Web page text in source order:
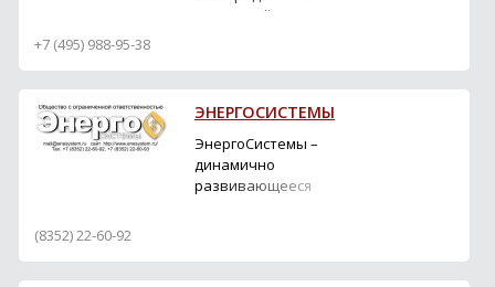
различной мощности от
+7 (495) 988-95-38
ЭНЕРГОСИСТЕМЫ
ЭнергоСистемы –
динамично
развивающееся
(8352) 22-60-92